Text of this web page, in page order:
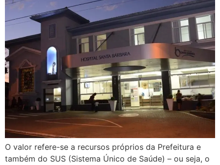
O valor refere-se a recursos próprios da Prefeitura e
também do SUS (Sistema Único de Saúde) – ou seja, o